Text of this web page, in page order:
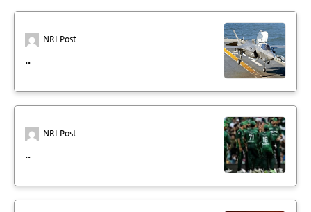
NRI Post
..
NRI Post
..